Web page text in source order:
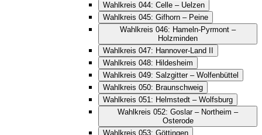
Wahlkreis 044: Celle – Uelzen
Wahlkreis 045: Gifhorn – Peine
Wahlkreis 046: Hameln-Pyrmont –
Holzminden
Wahlkreis 047: Hannover-Land II
Wahlkreis 048: Hildesheim
Wahlkreis 049: Salzgitter – Wolfenbüttel
Wahlkreis 050: Braunschweig
Wahlkreis 051: Helmstedt – Wolfsburg
Wahlkreis 052: Goslar – Northeim –
Osterode
Wahlkreis 053: Göttingen